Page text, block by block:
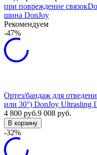
при повреждение связок
шина DonJoy
Рекомендуем
-47%
Ортез/бандаж для
или 30°) DonJoy Ultrasling
4 800 руб.9 008 руб.
В корзину
-32%